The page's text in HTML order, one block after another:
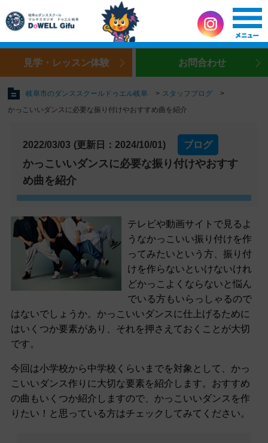
見学・レッスン体験 お問合わせ
岐阜市のダンススクールドゥエル岐阜
スタッフブログ
かっこいいダンスに必要な振り付けやおすすめ曲を紹介
2022/03/03 (更新日：2024/10/01) ブログ
かっこいいダンスに必要な振り付けやおすす
め曲を紹介
テレビや動画サイトで見るよ
うなかっこいい振り付けを作
ってみたいという方、振り付
けを作らないといけないけれ
どかっこよくならないと悩ん
でいる方もいらっしゃるので
はないでしょうか。かっこいいダンスに仕上げるために
はいくつか要素があり、それを押さえておくことが大切
です。
今回は小学校から中学校くらいまでを対象として、かっ
こいいダンス作りに大切な要素を紹介します。おすすめ
の曲もいくつか紹介しますので、かっこいいダンスを作
りたい！と思っている方はチェックしてみてください。